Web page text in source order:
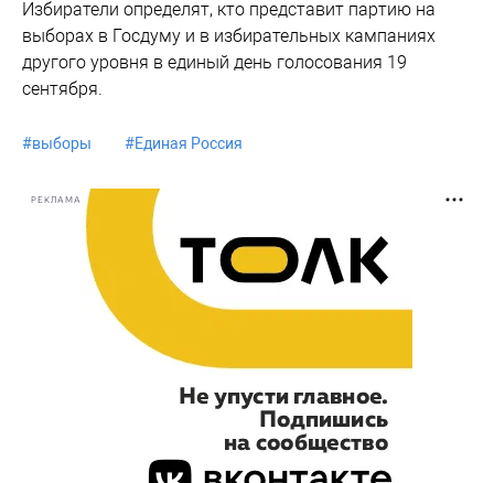
Избиратели определят, кто представит партию на
выборах в Госдуму и в избирательных кампаниях
другого уровня в единый день голосования 19
сентября.
#выборы #Единая Россия
РЕКЛАМА